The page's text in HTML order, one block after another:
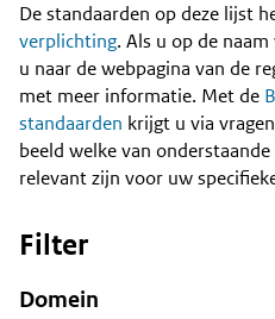
Content
De standaarden op deze lijst
verplichting. Als u op de
u naar de webpagina van de
met meer informatie. Met de
standaarden krijgt u via
beeld welke van
relevant zijn voor uw
Filter
Domein